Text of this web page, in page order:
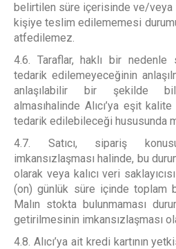
belirtilen süre içerisinde ve/veya
kişiye teslim edilememesi
atfedilemez.
4.6. Taraflar, haklı bir nedenle
tedarik edilemeyeceğinin
anlaşılabilir bir şekilde
almasıhalinde Alıcı’ya eşit
tedarik edilebileceği hususunda
4.7. Satıcı, sipariş
imkansızlaşması halinde, bu
olarak veya kalıcı veri
(on) günlük süre içinde toplam
Malın stokta bulunmaması
getirilmesinin imkansızlaşması
4.8. Alıcı’ya ait kredi kartının